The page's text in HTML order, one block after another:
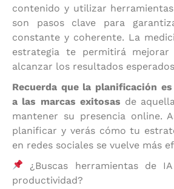
contenido y utilizar
son pasos clave para
constante y coherente. La
estrategia te permitirá mejorar
alcanzar los resultados
Recuerda que la planificación
a las marcas exitosas de
mantener su presencia online.
planificar y verás cómo tu
en redes sociales se vuelve más
¿Buscas herramientas de
productividad?